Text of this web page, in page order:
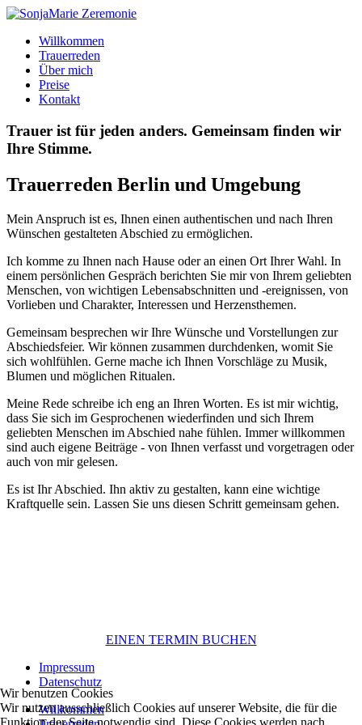
Willkommen
Trauerreden
Über mich
Preise
Kontakt
Trauer ist für jeden anders. Gemeinsam finden wir
Ihre Stimme.
Trauerreden Berlin und Umgebung
Mein Anspruch ist es, Ihnen einen authentischen und nach Ihren
Wünschen gestalteten Abschied zu ermöglichen.
Ich komme zu Ihnen nach Hause oder an einen Ort Ihrer Wahl. In
einem persönlichen Gespräch berichten Sie mir von Ihrem geliebten
Menschen, von wichtigen Lebensabschnitten und -ereignissen, von
Vorlieben und Charakter, Interessen und Herzensthemen.
Gemeinsam besprechen wir Ihre Wünsche und Vorstellungen zur
Abschiedsfeier. Wir können zusammen durchdenken, womit Sie
sich wohlfühlen. Gerne mache ich Ihnen Vorschläge zu Musik,
Blumen und möglichen Ritualen.
Meine Rede schreibe ich eng an Ihren Worten. Es ist mir wichtig,
dass Sie sich im Gesprochenen wiederfinden und sich Ihrem
geliebten Menschen im Abschied nahe fühlen. Immer willkommen
sind auch eigene Beiträge - von Ihnen verfasst und vorgetragen oder
auch von mir gelesen.
Es ist Ihr Abschied. Ihn aktiv zu gestalten, kann eine wichtige
Kraftquelle sein. Lassen Sie uns diesen Schritt gemeinsam gehen.
EINEN TERMIN BUCHEN
Impressum
Datenschutz
Willkommen
Wir benutzen Cookies
Wir nutzen ausschließlich Cookies auf unserer Website, die für die
Funktion der Seite notwendig sind. Diese Cookies werden nach